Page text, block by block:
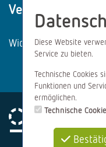
Vertrag
Widerrufsformular
Diese Website
Service zu bieten.
Technische Cookies
Funktionen und
ermöglichen.
Technische